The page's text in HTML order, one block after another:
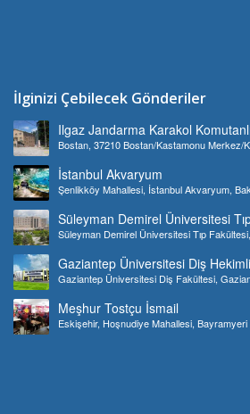
İlginizi Çebilecek Gönderiler
Ilgaz Jandarma Karakol
Bostan, 37210 Bostan/Kastamonu Merkez/
İstanbul Akvaryum
Şenlikköy Mahallesi, İstanbul Akvaryum,
Süleyman Demirel Üniversitesi
Süleyman Demirel Üniversitesi Tıp
Gaziantep Üniversitesi Diş
Gaziantep Üniversitesi Diş Fakültesi,
Meşhur Tostçu İsmail
Eskişehir, Hoşnudiye Mahallesi,